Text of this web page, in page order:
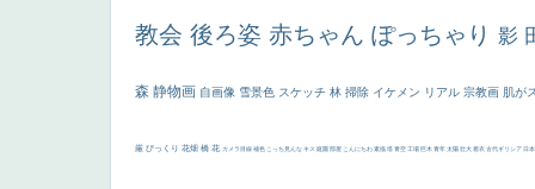
教会 後ろ姿 赤ちゃん ぽっちゃり 影
森 静物画 自画像 雪景色 スケッチ 林 掃除 イケメン リアル 宗教画 肌が
厳 びっくり 花畑 橋 花 カメラ目線 補色 こっち見んな キス 庭園 部屋 こんにちわ 素描 塔 青空 工場 巨木 青年 太陽 壮大 着衣 古代ギリシア 日